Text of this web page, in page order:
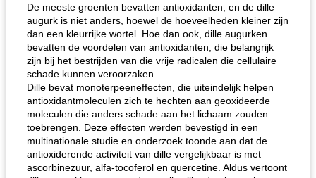
De meeste groenten bevatten antioxidanten, en de dille
augurk is niet anders, hoewel de hoeveelheden kleiner zijn
dan een kleurrijke wortel. Hoe dan ook, dille augurken
bevatten de voordelen van antioxidanten, die belangrijk
zijn bij het bestrijden van die vrije radicalen die cellulaire
schade kunnen veroorzaken.
Dille bevat monoterpeeneffecten, die uiteindelijk helpen
antioxidantmoleculen zich te hechten aan geoxideerde
moleculen die anders schade aan het lichaam zouden
toebrengen. Deze effecten werden bevestigd in een
multinationale studie en onderzoek toonde aan dat de
antioxiderende activiteit van dille vergelijkbaar is met
ascorbinezuur, alfa-tocoferol en quercetine. Aldus vertoont